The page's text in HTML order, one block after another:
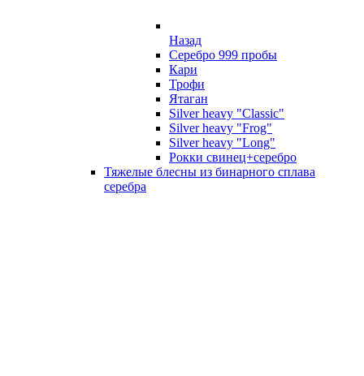
Назад
Серебро 999 пробы
Кари
Трофи
Ятаган
Silver heavy "Classic"
Silver heavy "Frog"
Silver heavy "Long"
Рокки свинец+серебро
Тяжелые блесны из бинарного сплава
серебра